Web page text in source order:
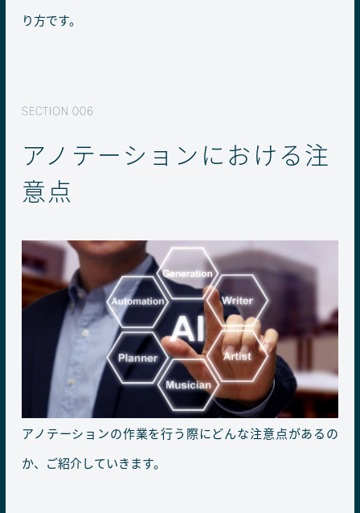
り方です。
アノテーションにおける注
意点
アノテーションの作業を行う際にどんな注意点があるの
か、ご紹介していきます。